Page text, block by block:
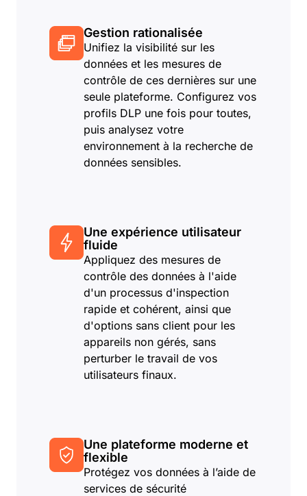
Gestion rationalisée
Unifiez la visibilité sur les
données et les mesures de
contrôle de ces dernières sur une
seule plateforme. Configurez vos
profils DLP une fois pour toutes,
puis analysez votre
environnement à la recherche de
données sensibles.
Une expérience utilisateur
fluide
Appliquez des mesures de
contrôle des données à l'aide
d'un processus d'inspection
rapide et cohérent, ainsi que
d'options sans client pour les
appareils non gérés, sans
perturber le travail de vos
utilisateurs finaux.
Une plateforme moderne et
flexible
Protégez vos données à l’aide de
services de sécurité